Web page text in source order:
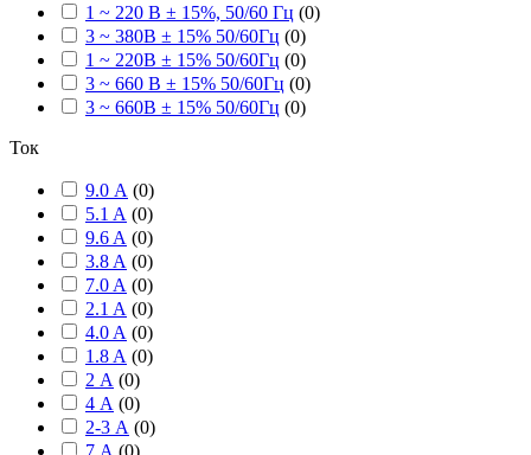
1 ~ 220 В ± 15%, 50/60 Гц (0)
3 ~ 380В ± 15% 50/60Гц (0)
1 ~ 220В ± 15% 50/60Гц (0)
3 ~ 660 В ± 15% 50/60Гц (0)
3 ~ 660В ± 15% 50/60Гц (0)
Ток
9.0 А (0)
5.1 A (0)
9.6 A (0)
3.8 A (0)
7.0 A (0)
2.1 A (0)
4.0 A (0)
1.8 A (0)
2 А (0)
4 А (0)
2-3 А (0)
7 А (0)